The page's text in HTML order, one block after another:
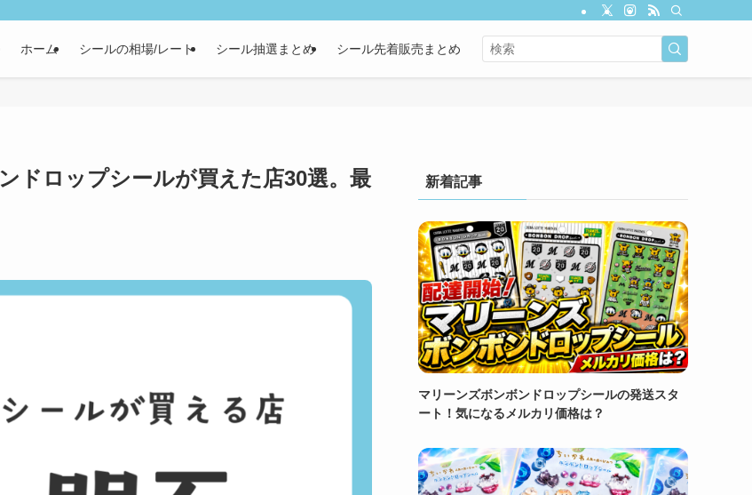
ホーム シールの相場/レート シール抽選まとめ シール先着販売まとめ
ドロップシールが買えた店30選。最
新着記事
マリーンズボンボンドロップシールの発送スタ
ート！気になるメルカリ価格は？